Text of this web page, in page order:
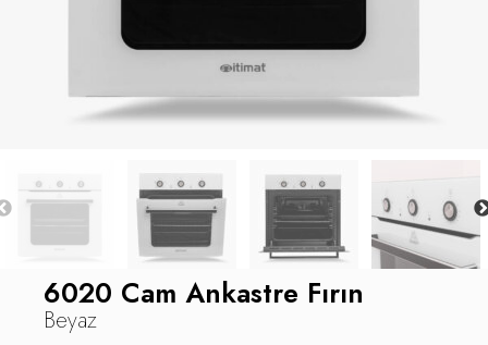
6020 Cam Ankastre Fırın
Beyaz